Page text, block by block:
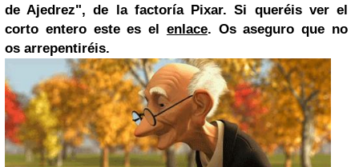
de Ajedrez", de la factoría Pixar. Si queréis ver el
corto entero este es el enlace. Os aseguro que no
os arrepentiréis.